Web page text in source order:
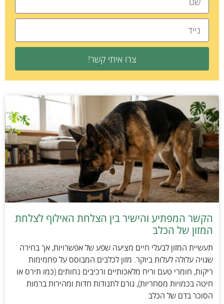
צרו איתי קשר!
הקשר המפתיע והישיר בין הצלחת האילוף לצלחת
המזון של הכלב
תעשיית המזון לבעלי חיים מציעה שפע של אפשרויות, אך בחירה
שגויה עלולה לעלות ביוקר. מזון לכלבים המבוסס על פחמימות
ריקות, חומרי טעם וריח מלאכותיים ורכיבים נחותים (כמו תירס או
חיטה בכמויות מסחריות), גורם לתנודות חדות ומהירות ברמות
הסוכר בדם של הכלב